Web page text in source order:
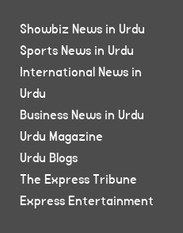
Showbiz News in Urdu
Sports News in Urdu
International News in
Urdu
Business News in Urdu
Urdu Magazine
Urdu Blogs
The Express Tribune
Express Entertainment